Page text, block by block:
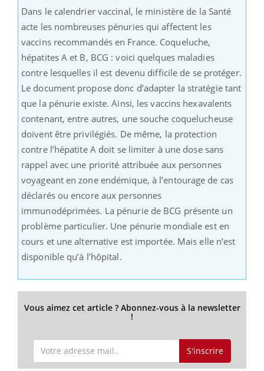
Dans le calendrier vaccinal, le ministère de la Santé
acte les nombreuses pénuries qui affectent les
vaccins recommandés en France. Coqueluche,
hépatites A et B, BCG : voici quelques maladies
contre lesquelles il est devenu difficile de se protéger.
Le document propose donc d’adapter la stratégie tant
que la pénurie existe. Ainsi, les vaccins hexavalents
contenant, entre autres, une souche coquelucheuse
doivent être privilégiés. De même, la protection
contre l’hépatite A doit se limiter à une dose sans
rappel avec une priorité attribuée aux personnes
voyageant en zone endémique, à l’entourage de cas
déclarés ou encore aux personnes
immunodéprimées. La pénurie de BCG présente un
problème particulier. Une pénurie mondiale est en
cours et une alternative est importée. Mais elle n’est
disponible qu’à l’hôpital.
Vous aimez cet article ? Abonnez-vous à la newsletter
!
S'inscrire